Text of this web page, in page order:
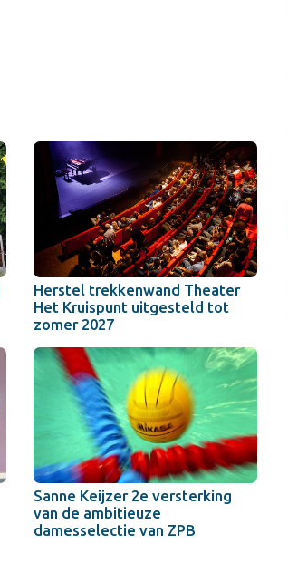
Herstel trekkenwand Theater
Het Kruispunt uitgesteld tot
zomer 2027
Sanne Keijzer 2e versterking
van de ambitieuze
damesselectie van ZPB